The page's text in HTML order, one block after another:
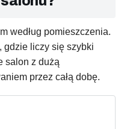
według pomieszczenia.
gdzie liczy się szybki
salon z dużą
przez całą dobę.